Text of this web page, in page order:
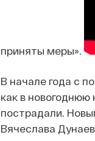
приняты меры».
В начале года с
как в новогоднюю
пострадали.
Вячеслава